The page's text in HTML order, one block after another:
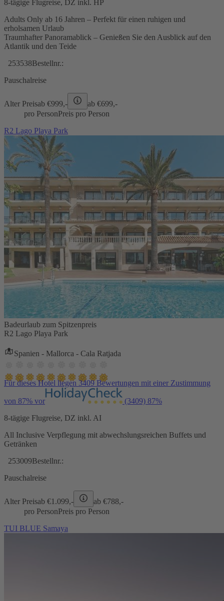
8-tägige Flugreise, DZ inkl. HP
Adults Only ab 16 Jahren – Perfekt für einen ruhigen und
erholsamen Urlaub
Traumhafter Panoramablick – Genießen Sie den Ausblick auf den
Atlantik und den Teide
253538Bestellnr.:
Pauschalreise
Alter Preisab €999,- ab €699,-
pro PersonPreis pro Person
R2 Lago Playa Park
Badeurlaub zum Spitzenpreis
R2 Lago Playa Park
Spanien - Mallorca - Cala Ratjada
Für dieses Hotel liegen 3409 Bewertungen mit einer Zustimmung
von 87% vor (3409) 87%
8-tägige Flugreise, DZ inkl. AI
All Inclusive Verpflegung mit abwechslungsreichen Buffets und
Getränken
253009Bestellnr.:
Pauschalreise
Alter Preisab €1.099,- ab €788,-
pro PersonPreis pro Person
TUI BLUE Samaya